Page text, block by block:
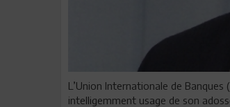
L’Union Internationale de
intelligemment usage de son